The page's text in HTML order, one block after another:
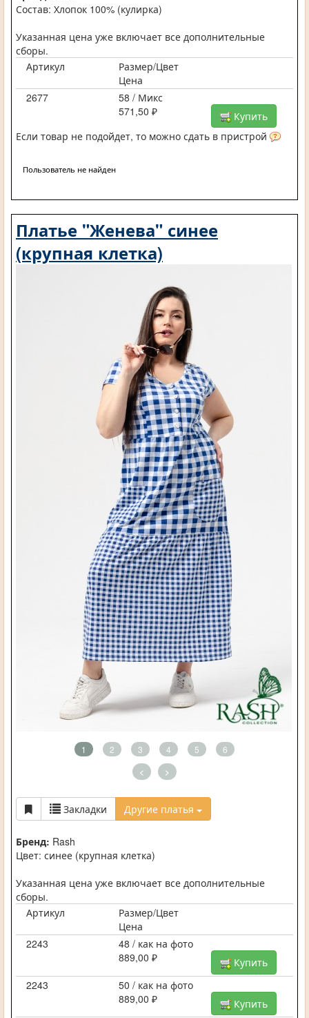
Состав: Хлопок 100% (кулирка)
Указанная цена уже включает все дополнительные
сборы.
Артикул
Размер/Цвет
Цена
2677
58 / Микс
571,50 ₽
Купить
Если товар не подойдет, то можно сдать в пристрой
Пользователь не найден
Платье "Женева" синее
(крупная клетка)
1 2 3 4 5 6
< >
Закладки Другие платья
Бренд: Rash
Цвет: синее (крупная клетка)
Указанная цена уже включает все дополнительные
сборы.
Артикул
Размер/Цвет
Цена
2243
48 / как на фото
889,00 ₽
Купить
2243
50 / как на фото
889,00 ₽
Купить